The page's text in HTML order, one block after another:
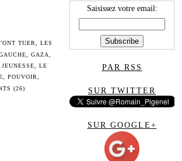
TUER
LES
GAZA
JEUNESSE
LE
POUVOIR
(26)
Saisissez votre email:
PAR RSS
SUR TWITTER
SUR GOOGLE+